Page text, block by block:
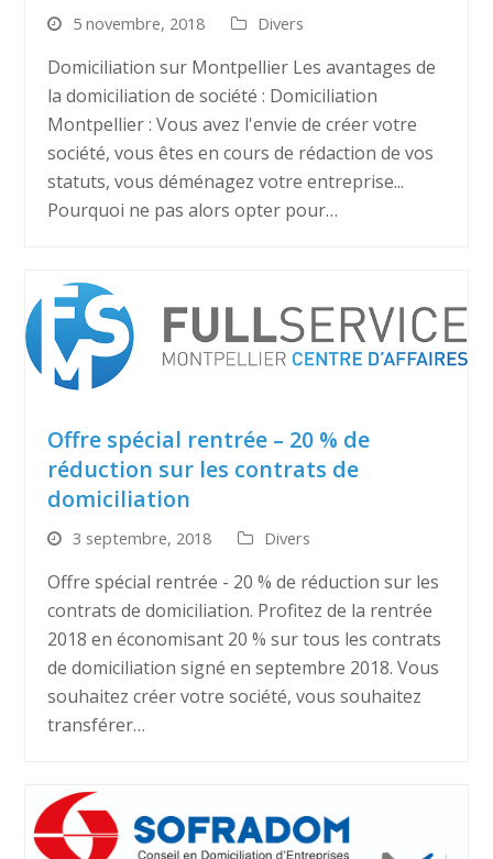
5 novembre, 2018 Divers
Domiciliation sur Montpellier Les avantages de
la domiciliation de société : Domiciliation
Montpellier : Vous avez l'envie de créer votre
société, vous êtes en cours de rédaction de vos
statuts, vous déménagez votre entreprise...
Pourquoi ne pas alors opter pour…
Offre spécial rentrée – 20 % de
réduction sur les contrats de
domiciliation
3 septembre, 2018 Divers
Offre spécial rentrée - 20 % de réduction sur les
contrats de domiciliation. Profitez de la rentrée
2018 en économisant 20 % sur tous les contrats
de domiciliation signé en septembre 2018. Vous
souhaitez créer votre société, vous souhaitez
transférer…